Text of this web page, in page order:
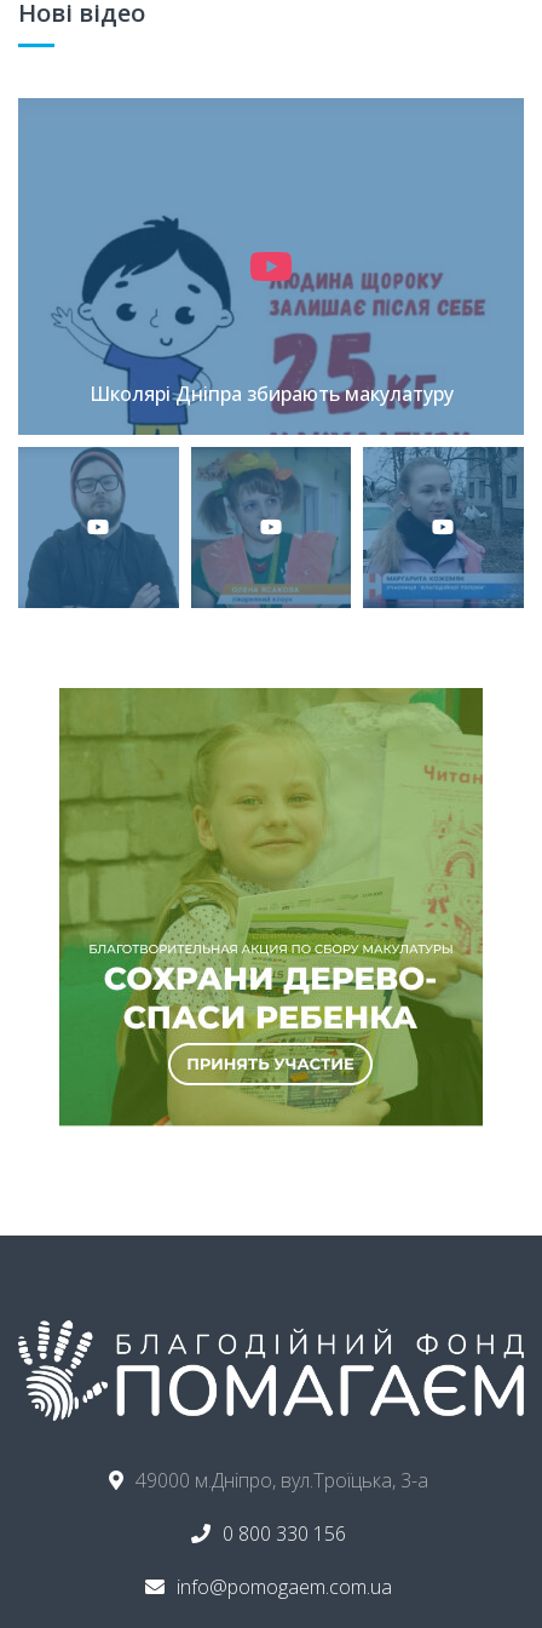
Нові відео
Школярі Дніпра збирають макулатуру
49000 м.Дніпро, вул.Троїцька, 3-а
0 800 330 156
info@pomogaem.com.ua